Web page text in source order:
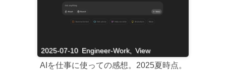
2025-07-10 Engineer-Work, View
AIを仕事に使っての感想。2025夏時点。